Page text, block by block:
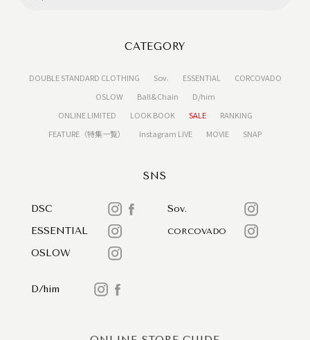
CATEGORY
DOUBLE STANDARD CLOTHING Sov. ESSENTIAL
CORCOVADO
OSLOW
Ball&Chain
D/him
ONLINE LIMITED
LOOK BOOK SALE
RANKING
FEATURE（特集一覧）
Instagram LIVE MOVIE SNAP
SNS
DSC
Sov.
ESSENTIAL
CORCOVADO
OSLOW
D/him